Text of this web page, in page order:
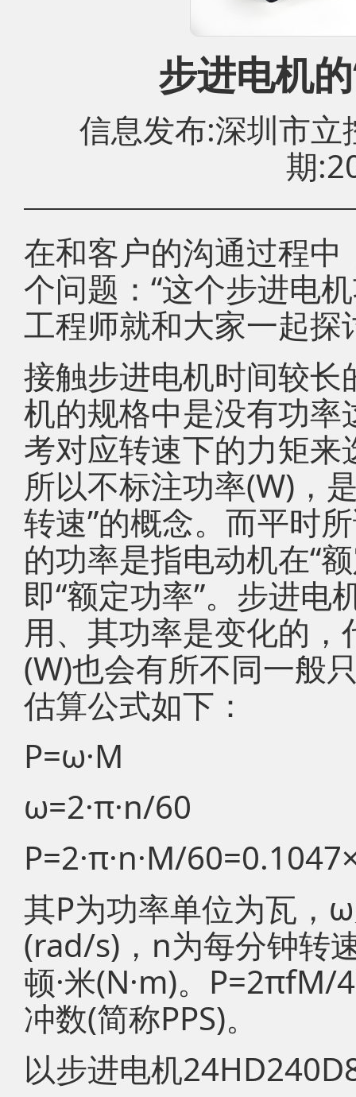
步进电机
信息发布:深圳市
期
在和客户的沟通过程
个问题：“这个步进电
工程师就和大家一起探
接触步进电机时间较
机的规格中是没有功
考对应转速下的力矩
所以不标注功率(W)，
转速”的概念。而平时
的功率是指电动机在“
即“额定功率”。步进电
用、其功率是变化的
(W)也会有所不同一般
估算公式如下：
P=ω·M
ω=2·π·n/60
P=2·π·n·M/
其P为功率单位为瓦，
(rad/s)，n为每分钟转
顿·米(N·m)。
冲数(简称PPS)。
以步进电机